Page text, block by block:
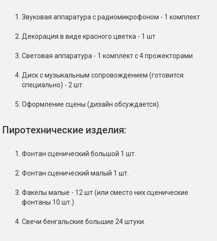
Звуковая аппаратура с радиомикрофоном - 1 комплект
Декорация в виде красного цветка - 1 шт
Световая аппаратура - 1 комплект с 4 прожекторами
Диск с музыкальным сопровождением (готовится
специально) - 2 шт.
Оформление сцены (дизайн обсуждается).
Пиротехнические изделия:
Фонтан сценический большой 1 шт.
Фонтан сценический малый 1 шт.
Факелы малые - 12 шт (или сместо них сценические
фонтаны 10 шт.)
Свечи бенгальские большие 24 штуки.